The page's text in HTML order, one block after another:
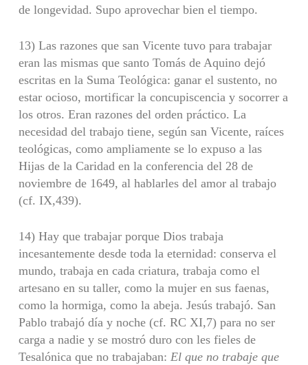
de longevidad. Supo aprovechar bien el tiempo.
13) Las razones que san Vicente tuvo para trabajar
eran las mismas que santo Tomás de Aquino dejó
escritas en la Suma Teológica: ganar el sustento, no
estar ocioso, mortificar la concupiscencia y socorrer a
los otros. Eran razones del orden práctico. La
necesidad del trabajo tiene, según san Vicente, raíces
teológi­cas, como ampliamente se lo expuso a las
Hijas de la Caridad en la conferencia del 28 de
noviembre de 1649, al hablarles del amor al trabajo
(cf. IX,439).
14) Hay que trabajar porque Dios trabaja
incesantemente desde toda la eternidad: conserva el
mundo, trabaja en cada criatura, trabaja como el
artesano en su taller, como la mujer en sus faenas,
como la hormiga, como la abeja. Jesús trabajó. San
Pablo trabajó día y noche (cf. RC XI,7) para no ser
carga a nadie y se mostró duro con les fieles de
Tesalónica que no trabajaban: El que no trabaje que